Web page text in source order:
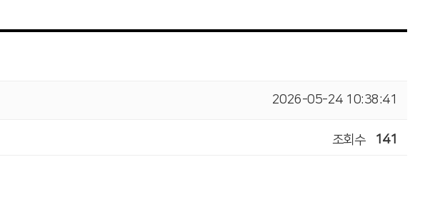
2026-05-24 10:38:41
조회수 141